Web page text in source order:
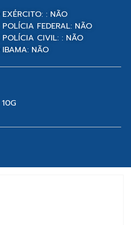
: NÃO
FEDERAL: NÃO
CIVIL: : NÃO
NÃO